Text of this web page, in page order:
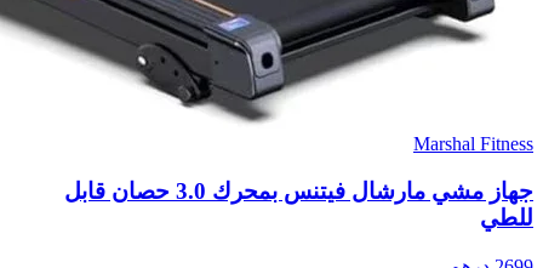
Marshal Fitness
جهاز مشي مارشال فيتنس بمحرك 3.0 حصان قابل
للطي